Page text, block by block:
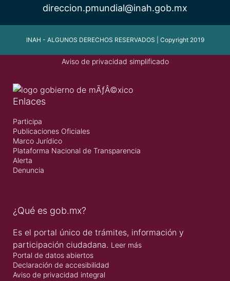
direccion.pmundial@inah.gob.mx
INAH - ALGUNOS DERECHOS RESERVADOS | Copyright 2019
Aviso de privacidad simplificado
Enlaces
Participa
Publicaciones Oficiales
Marco Jurídico
Plataforma Nacional de Transparencia
Alerta
Denuncia
¿Qué es gob.mx?
Es el portal único de trámites, información y
participación ciudadana. Leer más
Portal de datos abiertos
Declaración de accesibilidad
Aviso de privacidad integral